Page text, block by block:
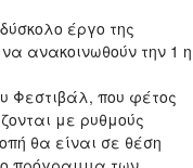
έργο της
ανακοινωθούν την 1 η
Φεστιβάλ, που φέτος
με ρυθμούς
θα είναι σε θέση